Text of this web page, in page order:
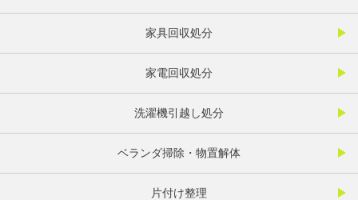
家具回収処分
家電回収処分
洗濯機引越し処分
ベランダ掃除・物置解体
片付け整理